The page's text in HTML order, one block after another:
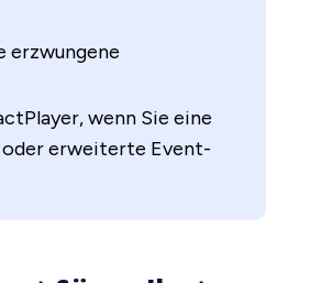
erzwungene
wenn Sie eine
erweiterte Event-